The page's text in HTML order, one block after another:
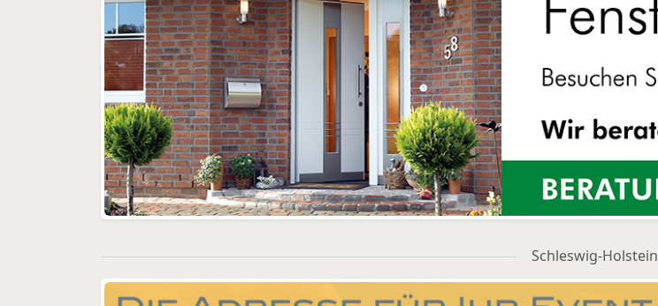
Schleswig-Holstein